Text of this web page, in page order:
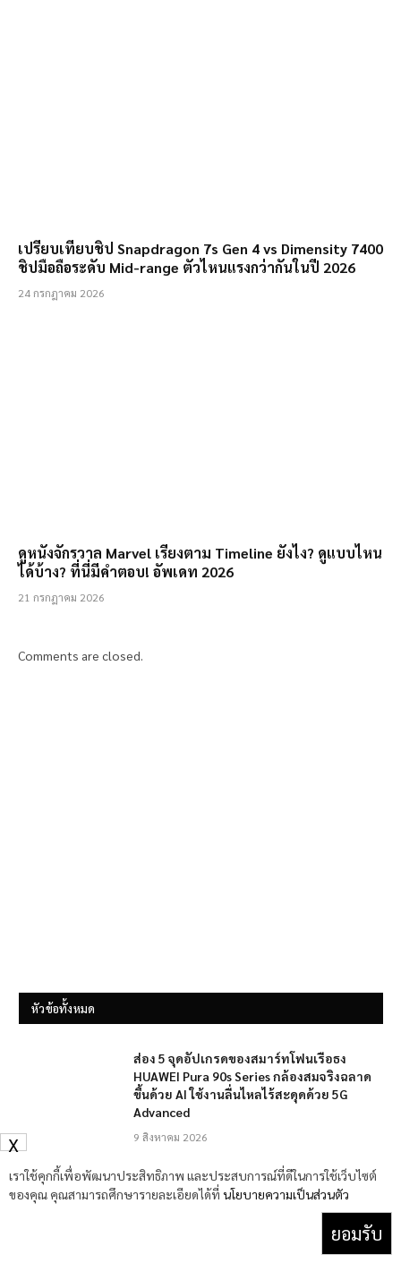
เปรียบเทียบชิป Snapdragon 7s Gen 4 vs Dimensity 7400
ชิปมือถือระดับ Mid-range ตัวไหนแรงกว่ากันในปี 2026
24 กรกฎาคม 2026
ดูหนังจักรวาล Marvel เรียงตาม Timeline ยังไง? ดูแบบไหน
ได้บ้าง? ที่นี่มีคำตอบ! อัพเดท 2026
21 กรกฎาคม 2026
Comments are closed.
หัวข้อทั้งหมด
ส่อง 5 จุดอัปเกรดของสมาร์ทโฟนเรือธง
HUAWEI Pura 90s Series กล้องสมจริงฉลาด
ขึ้นด้วย AI ใช้งานลื่นไหลไร้สะดุดด้วย 5G
Advanced
9 สิงหาคม 2026
รีวิว viaim OpenNote และ viaim NoteKit
เปลี่ยนทุกการสนทนาให้เป็นเรื่องง่ายด้วยผู้
เราใช้คุกกี้เพื่อพัฒนาประสิทธิภาพ และประสบการณ์ที่ดีในการใช้เว็บไซต์
ของคุณ คุณสามารถศึกษารายละเอียดได้ที่ นโยบายความเป็นส่วนตัว
ยอมรับ
X